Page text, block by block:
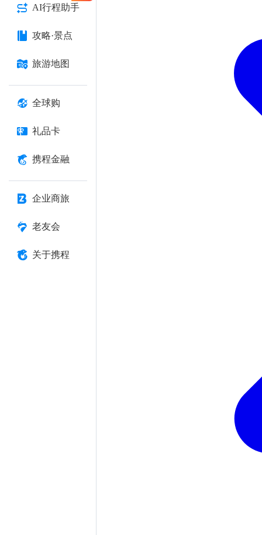
AI行程助手
攻略·景点
旅游地图
全球购
礼品卡
携程金融
企业商旅
老友会
关于携程